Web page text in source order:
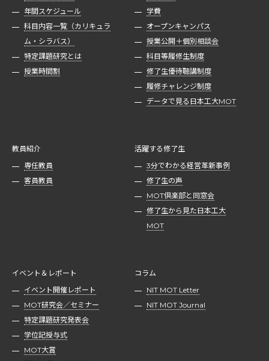
年間スケジュール
科目内容一覧（カリキュラ
ム・シラバス）
特定課題研究とは
授業時間割
学費
オープンキャンパス
授業公開＋個別相談会
科目等履修生制度
修了生優待聴講制度
履修チャレンジ制度
データで見る日本工大MOT
教員紹介
専任教員
客員教員
活躍する修了生
3分でわかる経営革新事例
修了生の声
MOT倶楽部と同窓会
修了生から見た日本工大
MOT
イベント＆レポート
イベント開催レポート
MOT研究会／セミナー
特定課題研究発表会
学位記授与式
MOT大賞
コラム
NIT MOT Letter
NIT MOT Journal